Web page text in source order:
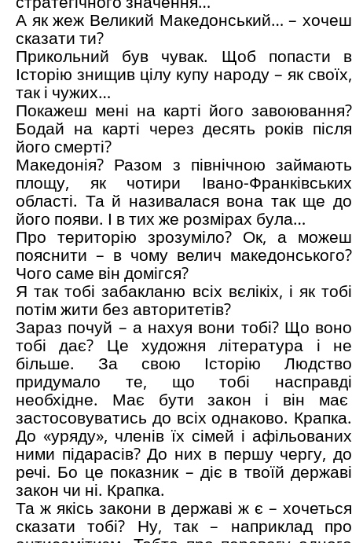
А як жеж Великий Македонський… – хочеш
сказати ти?
Прикольний був чувак. Щоб попасти в
Історію знищив цілу купу народу – як своїх,
так і чужих…
Покажеш мені на карті його завоювання?
Бодай на карті через десять років після
його смерті?
Македонія? Разом з північною займають
площу, як чотири Івано-Франківських
області. Та й називалася вона так ще до
його появи. І в тих же розмірах була…
Про територію зрозуміло? Ок, а можеш
пояснити – в чому велич македонського?
Чого саме він домігся?
Я так тобі забакланю всіх вєлікіх, і як тобі
потім жити без авторитетів?
Зараз почуй – а нахуя вони тобі? Що воно
тобі дає? Це художня література і не
більше. За свою Історію Людство
придумало те, що тобі насправді
необхідне. Має бути закон і він має
застосовуватись до всіх однаково. Крапка.
До «уряду», членів їх сімей і афільованих
ними підарасів? До них в першу чергу, до
речі. Бо це показник – діє в твоїй державі
закон чи ні. Крапка.
Та ж якісь закони в державі ж є – хочеться
сказати тобі? Ну, так – наприклад про